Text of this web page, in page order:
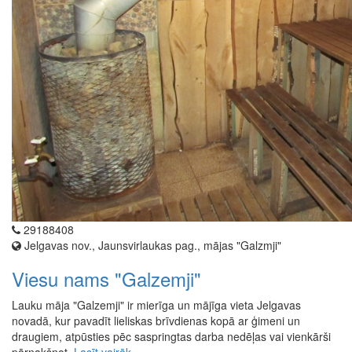
29188408
Jelgavas nov., Jaunsvirlaukas pag., mājas "Galzmji"
Viesu nams "Galzemji"
Lauku māja "Galzemji" ir mierīga un mājīga vieta Jelgavas
novadā, kur pavadīt lieliskas brīvdienas kopā ar ģimeni un
draugiem, atpūsties pēc saspringtas darba nedēļas vai vienkārši